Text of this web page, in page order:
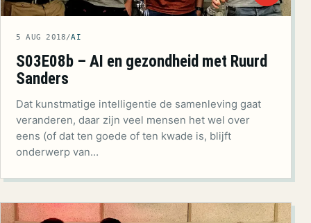
5 AUG 2018/AI
S03E08b – AI en gezondheid met Ruurd
Sanders
Dat kunstmatige intelligentie de samenleving gaat
veranderen, daar zijn veel mensen het wel over
eens (of dat ten goede of ten kwade is, blijft
onderwerp van…